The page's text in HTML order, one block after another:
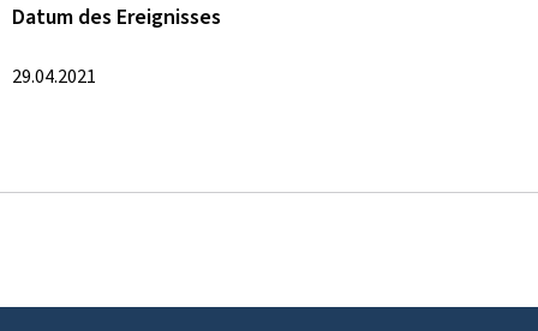
Datum des Ereignisses
29.04.2021